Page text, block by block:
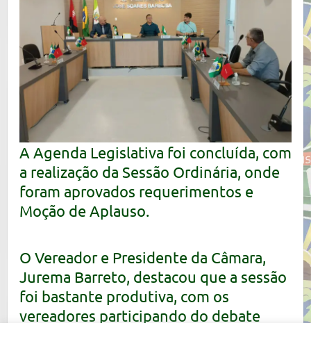
A Agenda Legislativa foi concluída, com
a realização da Sessão Ordinária, onde
foram aprovados requerimentos e
Moção de Aplauso.
O Vereador e Presidente da Câmara,
Jurema Barreto, destacou que a sessão
foi bastante produtiva, com os
vereadores participando do debate